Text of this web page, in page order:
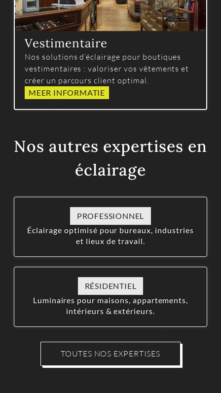
Vestimentaire
Nos solutions d’éclairage pour boutiques
vestimentaires : valoriser vos vêtements et
créer un parcours client optimal.
MEER INFORMATIE
Nos autres expertises en
éclairage
PROFESSIONNEL
Éclairage optimisé pour bureaux, industries
et lieux de travail.
RÉSIDENTIEL
Luminaires pour maisons, appartements,
intérieurs & extérieurs.
TOUTES NOS EXPERTISES